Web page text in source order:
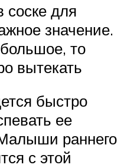
соске для
значение.
то
вытекать
быстро
ее
раннего
с этой